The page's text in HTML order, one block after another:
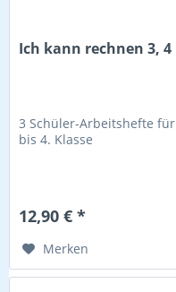
Ich kann rechnen 3,
3 Schüler-Arbeitshefte
bis 4. Klasse
12,90 € *
Merken